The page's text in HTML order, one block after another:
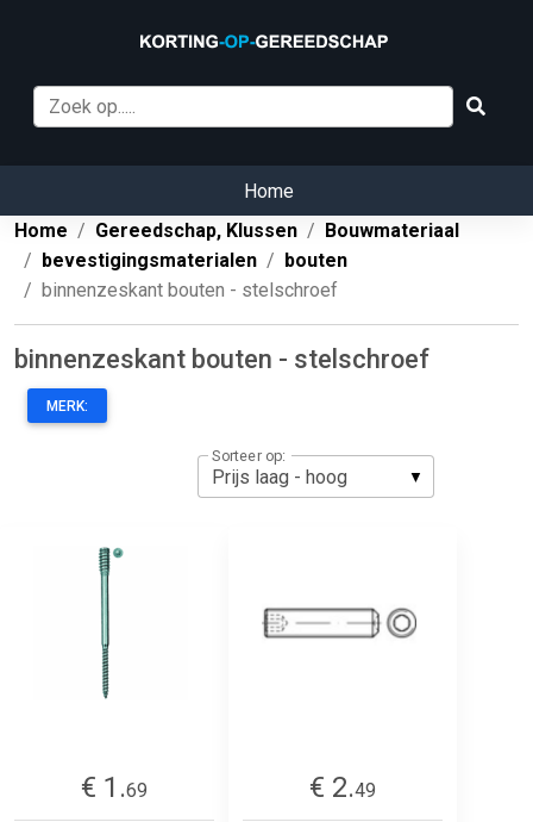
Home
Home
Gereedschap, Klussen
Bouwmateriaal
bevestigingsmaterialen
bouten
binnenzeskant bouten - stelschroef
binnenzeskant bouten - stelschroef
MERK:
Sorteer op:
€ 1.69
€ 2.49